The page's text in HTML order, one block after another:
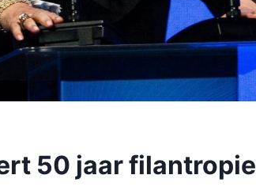
50 jaar filantropie